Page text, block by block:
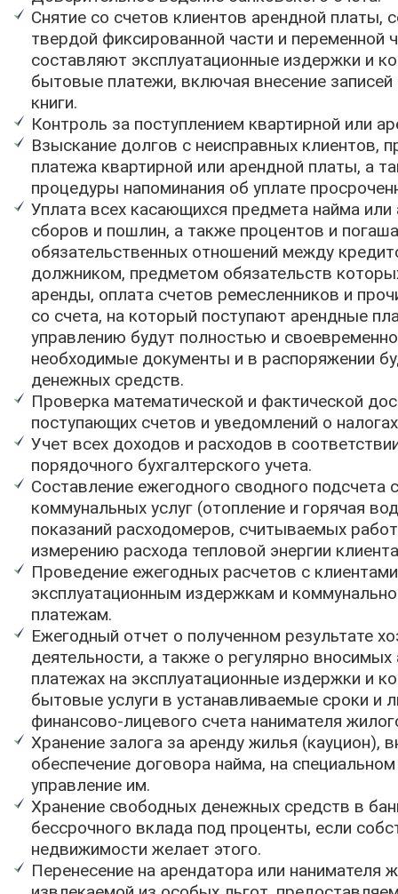
Снятие со счетов клиентов арендной платы,
твердой фиксированной части и переменной
составляют эксплуатационные издержки и
бытовые платежи, включая внесение записей
книги.
Контроль за поступлением квартирной или
Взыскание долгов с неисправных клиентов,
платежа квартирной или арендной платы, а
процедуры напоминания об уплате
Уплата всех касающихся предмета найма
сборов и пошлин, а также процентов и
обязательственных отношений между
должником, предметом обязательств
аренды, оплата счетов ремесленников и
со счета, на который поступают арендные
управлению будут полностью и
необходимые документы и в распоряжении
денежных средств.
Проверка математической и фактической
поступающих счетов и уведомлений о
Учет всех доходов и расходов в
порядочного бухгалтерского учета.
Составление ежегодного сводного подсчета
коммунальных услуг (отопление и горячая
показаний расходомеров, считываемых
измерению расхода тепловой энергии
Проведение ежегодных расчетов с
эксплуатационным издержкам и
платежам.
Ежегодный отчет о полученном результате
деятельности, а также о регулярно
платежах на эксплуатационные издержки и
бытовые услуги в устанавливаемые сроки и
финансово-лицевого счета нанимателя
Хранение залога за аренду жилья (кауцион),
обеспечение договора найма, на
управление им.
Хранение свободных денежных средств в
бессрочного вклада под проценты, если
недвижимости желает этого.
Перенесение на арендатора или нанимателя